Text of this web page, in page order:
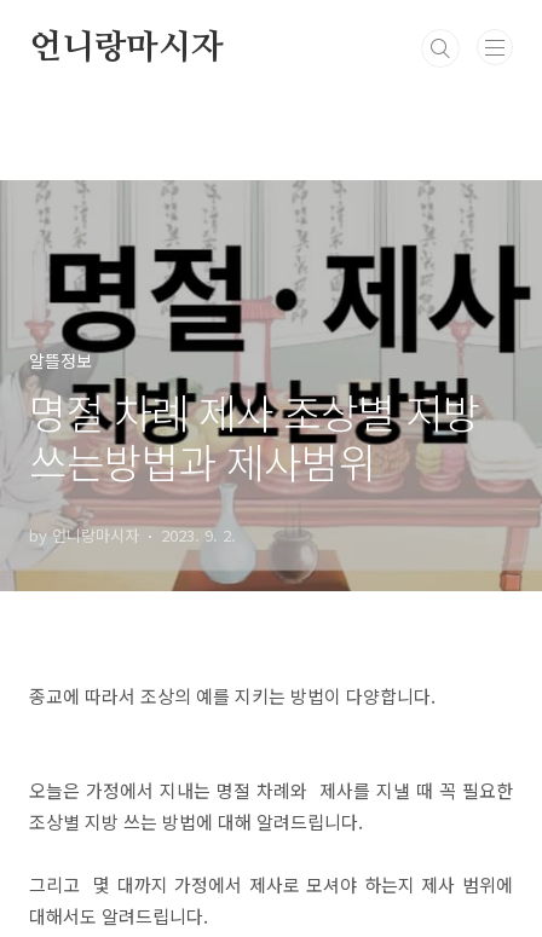
언니랑마시자
알뜰정보
명절 차례 제사 조상별 지방
쓰는방법과 제사범위
by 언니랑마시자 2023. 9. 2.
종교에 따라서 조상의 예를 지키는 방법이 다양합니다.
오늘은 가정에서 지내는 명절 차례와 제사를 지낼 때 꼭 필요한
조상별 지방 쓰는 방법에 대해 알려드립니다.
그리고 몇 대까지 가정에서 제사로 모셔야 하는지 제사 범위에
대해서도 알려드립니다.